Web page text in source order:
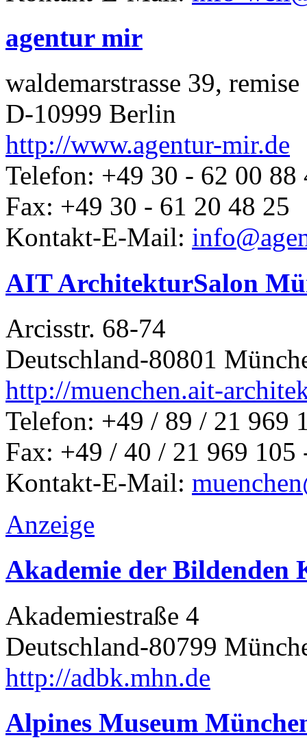
agentur mir
waldemarstrasse 39, remise
D-10999 Berlin
http://www.agentur-mir.de
Telefon: +49 30 - 62 00 88
Fax: +49 30 - 61 20 48 25
Kontakt-E-Mail:
AIT ArchitekturSalon
Arcisstr. 68-74
Deutschland-80801
http://muenchen.ait-
Telefon: +49 / 89 / 21 969
Fax: +49 / 40 / 21 969 105
Kontakt-E-Mail:
Anzeige
Akademie der Bildenden
Akademiestraße 4
Deutschland-80799
http://adbk.mhn.de
Alpines Museum